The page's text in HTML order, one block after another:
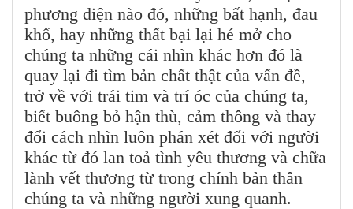
phương diện nào đó, những bất hạnh, đau
khổ, hay những thất bại lại hé mở cho
chúng ta những cái nhìn khác hơn đó là
quay lại đi tìm bản chất thật của vấn đề,
trở về với trái tim và trí óc của chúng ta,
biết buông bỏ hận thù, cảm thông và thay
đổi cách nhìn luôn phán xét đối với người
khác từ đó lan toả tình yêu thương và chữa
lành vết thương từ trong chính bản thân
chúng ta và những người xung quanh.